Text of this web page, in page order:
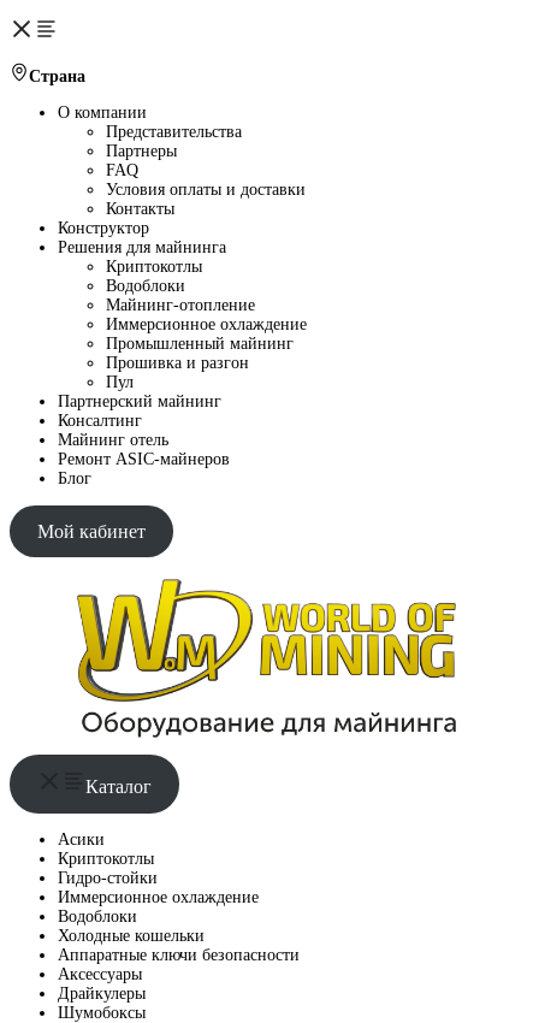
Страна
О компании
Представительства
Партнеры
FAQ
Условия оплаты и доставки
Контакты
Конструктор
Решения для майнинга
Криптокотлы
Водоблоки
Майнинг-отопление
Иммерсионное охлаждение
Промышленный майнинг
Прошивка и разгон
Пул
Партнерский майнинг
Консалтинг
Майнинг отель
Ремонт ASIC-майнеров
Блог
Мой кабинет
Каталог
Асики
Криптокотлы
Гидро-стойки
Иммерсионное охлаждение
Водоблоки
Холодные кошельки
Аппаратные ключи безопасности
Аксессуары
Драйкулеры
Шумобоксы